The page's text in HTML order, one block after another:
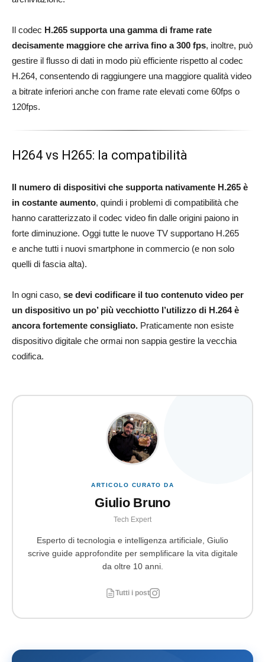
Il codec H.265 supporta una gamma di frame rate
decisamente maggiore che arriva fino a 300 fps, inoltre, può
gestire il flusso di dati in modo più efficiente rispetto al codec
H.264, consentendo di raggiungere una maggiore qualità video
a bitrate inferiori anche con frame rate elevati come 60fps o
120fps.
H264 vs H265: la compatibilità
Il numero di dispositivi che supporta nativamente H.265 è
in costante aumento, quindi i problemi di compatibilità che
hanno caratterizzato il codec video fin dalle origini paiono in
forte diminuzione. Oggi tutte le nuove TV supportano H.265
e anche tutti i nuovi smartphone in commercio (e non solo
quelli di fascia alta).
In ogni caso, se devi codificare il tuo contenuto video per
un dispositivo un po’ più vecchiotto l’utilizzo di H.264 è
ancora fortemente consigliato. Praticamente non esiste
dispositivo digitale che ormai non sappia gestire la vecchia
codifica.
ARTICOLO CURATO DA
Giulio Bruno
Tech Expert
Esperto di tecnologia e intelligenza artificiale, Giulio
scrive guide approfondite per semplificare la vita digitale
da oltre 10 anni.
Tutti i post